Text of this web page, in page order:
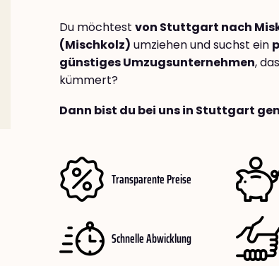
Du möchtest von Stuttgart nach
(Mischkolz) umziehen und suchst ein
günstiges Umzugsunternehmen,
kümmert?
Dann bist du bei uns in Stuttgart
Transparente Preise
Schnelle Abwicklung